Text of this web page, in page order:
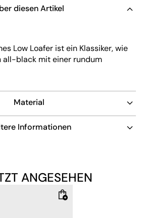
diesen Artikel
Low Loafer ist ein Klassiker, wie
all-black mit einer rundum
passt dieser Loafer zu allem und
absolut makellos.
Vorderseite und der Ferse sorgen
alle Nähte passend in
Damit du sie ordentlich
sie dir noch lange erhalten bleiben
Leder
Material
Informationen
ANGESEHEN